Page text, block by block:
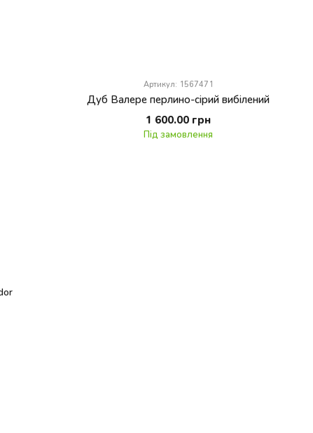
Артикул: 1567471
Дуб Валере перлино-сірий вибілений
1 600.00 грн
Під замовлення